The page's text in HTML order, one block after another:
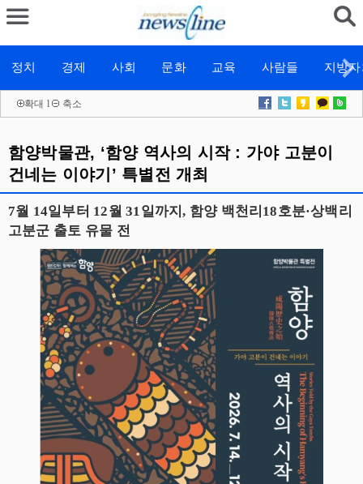
정치 경제 사회 문화 교육 사람들 지방
확대 l 축소
함양박물관, ‘함양 역사의 시작 : 가야 고분이
건네는 이야기’ 특별전 개최
7월 14일부터 12월 31일까지, 함양 백천리18호분·상백리
고분군 출토 유물 전